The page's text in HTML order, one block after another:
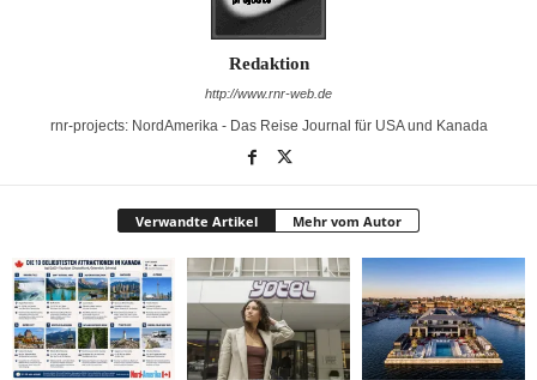
Redaktion
http://www.rnr-web.de
rnr-projects: NordAmerika - Das Reise Journal für USA und Kanada
Verwandte Artikel Mehr vom Autor